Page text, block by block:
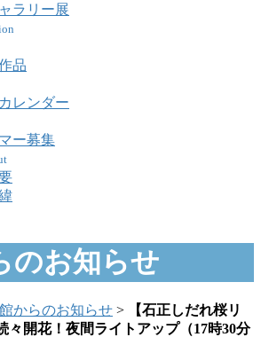
ラリー展
品
レンダー
ー募集
のお知らせ
からのお知らせ >
【石正しだれ桜リ
々開花！夜間ライトアップ（17時30分